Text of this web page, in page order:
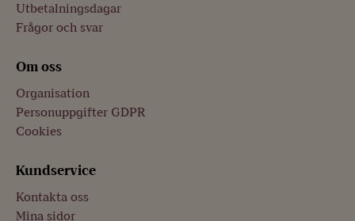
Utbetalningsdagar
Frågor och svar
Om oss
Organisation
Personuppgifter GDPR
Cookies
Kundservice
Kontakta oss
Mina sidor